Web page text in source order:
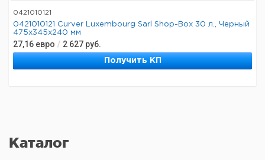
Каталог
0421010121
0421010121 Curver Luxembourg Sarl Shop-Box 30 л., Черный
475x345x240 мм
27,16 евро / 2 627 руб.
Получить КП